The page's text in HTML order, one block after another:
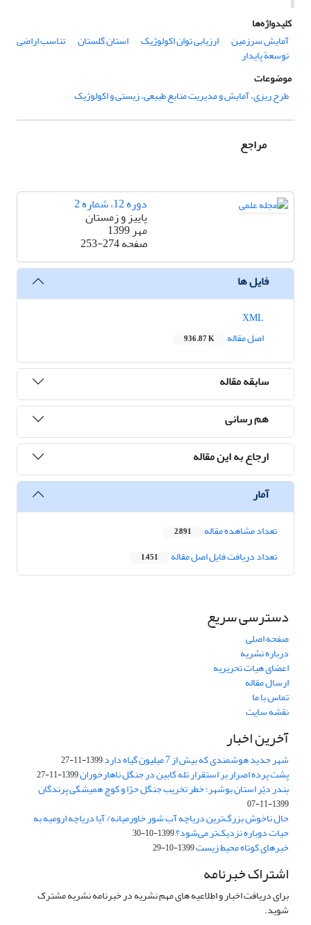
کلیدواژه‌ها
آمایش سرزمین
ارزیابی توان اکولوژیک استان گلستان تناسب اراضی
توسعة پایدار
موضوعات
طرح ریزی، آمایش و مدیریت منابع طبیعی، زیستی و اکولوژیک
مراجع
دوره 12، شماره 2
پاییز و زمستان
مهر 1399
صفحه253-274
فایل ها
اصل مقاله
936.87 K
سابقه مقاله
هم رسانی
ارجاع به این مقاله
آمار
تعداد مشاهده مقاله 2,891
تعداد دریافت فایل اصل مقاله 1,451
دسترسی سریع
صفحه اصلی
درباره نشریه
اعضای هیات تحریریه
ارسال مقاله
تماس با ما
نقشه سایت
آخرین اخبار
شهر جدید هوشمندی که بیش از 7 میلیون گیاه دارد 1399-11-27
پشت پرده اصرار بر استقرار تله کابین در جنگل ناهارخوران1399-11-27
بندر دیّر استان بوشهر؛ خطر تخریب جنگل‌ حرّا و کوچ همیشگی پرندگان
1399-11-07
حال ناخوش بزرگ‌ترین دریاچه آب شور ‌خاور‌میانه/‌ آیا دریاچه ارومیه به
حیات دوباره نزدیک‌تر می‌شود؟1399-10-30
خبرهای کوتاه محیط زیست1399-10-29
اشتراک خبرنامه
برای دریافت اخبار و اطلاعیه های مهم نشریه در خبرنامه نشریه مشترک
شوید.